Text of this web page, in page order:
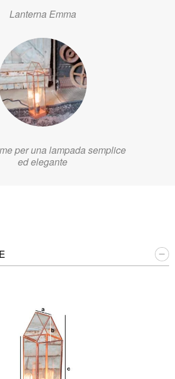
Lanterna Emma
per una lampada semplice
ed elegante